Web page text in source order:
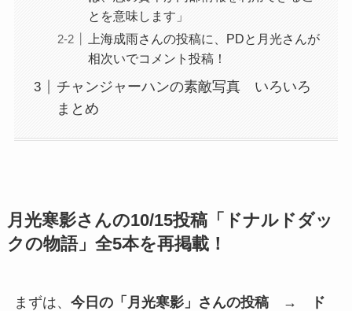
とを意味します」
上海成雨さんの投稿に、PDと月光さんが
相次いでコメント投稿！
チャンジャーハンの素敵写真 いろいろ
まとめ
月光寒影さんの10/15投稿「ドナルドダッ
クの物語」全5本を再掲載！
まずは、 今日の「月光寒影」さんの投稿 → ド